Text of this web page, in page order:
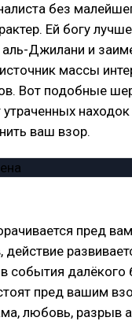
без
Ей богу
аль-Джилани и
массы
Вот подобные
ваш взор.
пред
события далёкого
пред вашим
любовь, разрыв